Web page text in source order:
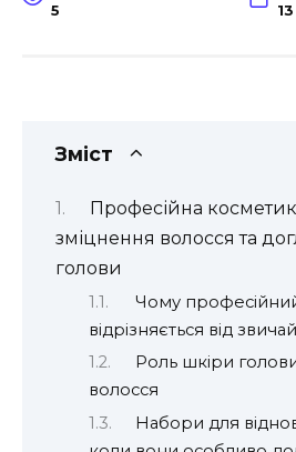
5
Зміст
Професійна
зміцнення волосся та
голови
Чому
відрізняється від
Роль шкіри голови
волосся
Набори для